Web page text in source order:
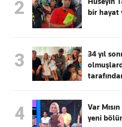
2
bir hayat
3
34 yıl
4
Var
yeni